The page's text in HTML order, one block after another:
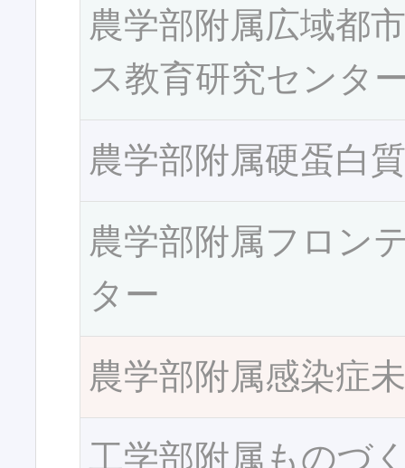
農学部附属広域都
ス教育研究センタ
農学部附属硬蛋白
農学部附属フロン
ター
農学部附属感染症
工学部附属ものづ